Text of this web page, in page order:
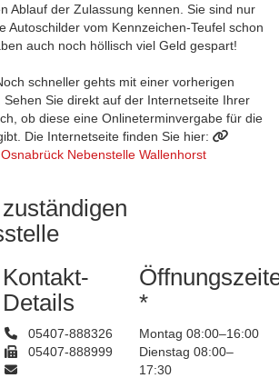
Ablauf der Zulassung kennen. Sie sind nur
Autoschilder vom Kennzeichen-Teufel schon
auch noch höllisch viel Geld gespart!
schneller gehts mit einer vorherigen
Sehen Sie direkt auf der Internetseite Ihrer
ob diese eine Onlineterminvergabe für die
Die Internetseite finden Sie hier:
Nebenstelle Wallenhorst
Kontakt-
Details
05407-888326
05407-888999
*
Montag 08:00–16:00
Dienstag 08:00–
17:30